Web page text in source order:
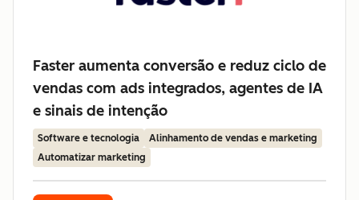
Faster aumenta conversão e reduz ciclo de
vendas com ads integrados, agentes de IA
e sinais de intenção
Software e tecnologia
Alinhamento de vendas e marketing
Automatizar marketing